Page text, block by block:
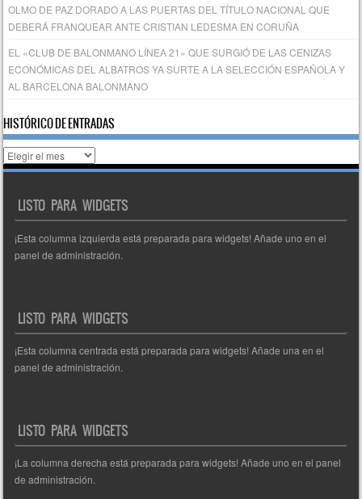
OLMO DE PAZ DORADO A LAS PUERTAS DEL TÍTULO NACIONAL QUE
DEBERÁ FRANQUEAR ANTE CRISTIAN LEDESMA EN CORUÑA
EL «CLUB DE BALONMANO LÍNEA 21» QUE SURGIÓ DE LAS CENIZAS
ECONÓMICAS DEL ALBATROS YA SURTE A LA SELECCIÓN ESPAÑOLA Y
AL BARCELONA BALONMANO
HISTÓRICO DE ENTRADAS
Histórico
de
LISTO PARA WIDGETS
¡Esta columna izquierda está preparada para widgets! Añade uno en el
panel de administración.
LISTO PARA WIDGETS
¡Esta columna centrada está preparada para widgets! Añade una en el
panel de administración.
LISTO PARA WIDGETS
¡La columna derecha está preparada para widgets! Añade uno en el panel
de administración.